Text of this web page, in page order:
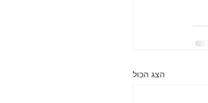
הצג הכול